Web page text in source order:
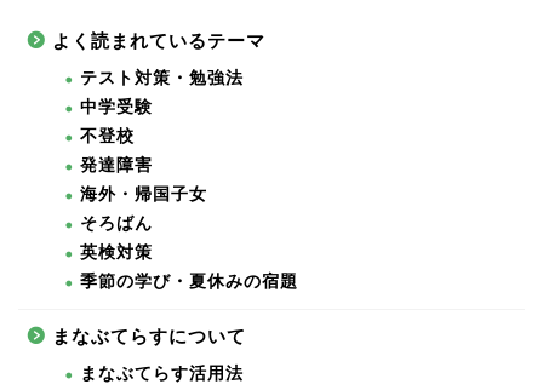
よく読まれているテーマ
テスト対策・勉強法
中学受験
不登校
発達障害
海外・帰国子女
そろばん
英検対策
季節の学び・夏休みの宿題
まなぶてらすについて
まなぶてらす活用法